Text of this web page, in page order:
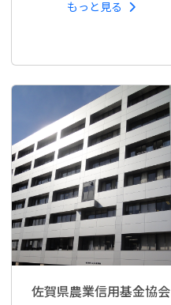
もっと見る
佐賀県農業信用基金協会